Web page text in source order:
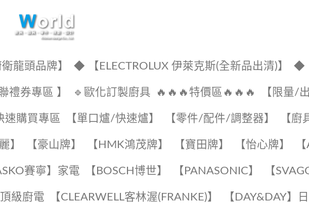
龍頭品牌】 ◆ 【ELECTROLUX 伊萊克斯(全新品出清)】 ◆
禮券專區 】 🔹歐化訂製廚具 🔥🔥🔥特價區🔥🔥🔥 【限量/
速購買專區 【單口爐/快速爐】 【零件/配件/調整器】 【廚
】 【豪山牌】 【HMK鴻茂牌】 【寶田牌】 ️【怡心牌】️
賽寧】家電 【BOSCH博世】 ️【PANASONIC】️ 【
級廚電 ️【CLEARWELL客林渥(FRANKE)】️ 【DAY&DAY】️